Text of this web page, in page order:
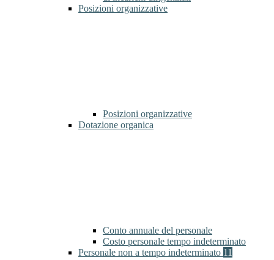
Posizioni organizzative
Posizioni organizzative
Dotazione organica
Conto annuale del personale
Costo personale tempo indeterminato
Personale non a tempo indeterminato 11